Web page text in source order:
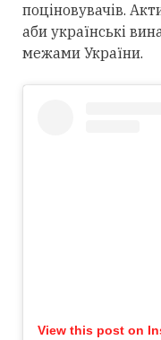
поціновувачів.
аби українські
межами України.
View this post on